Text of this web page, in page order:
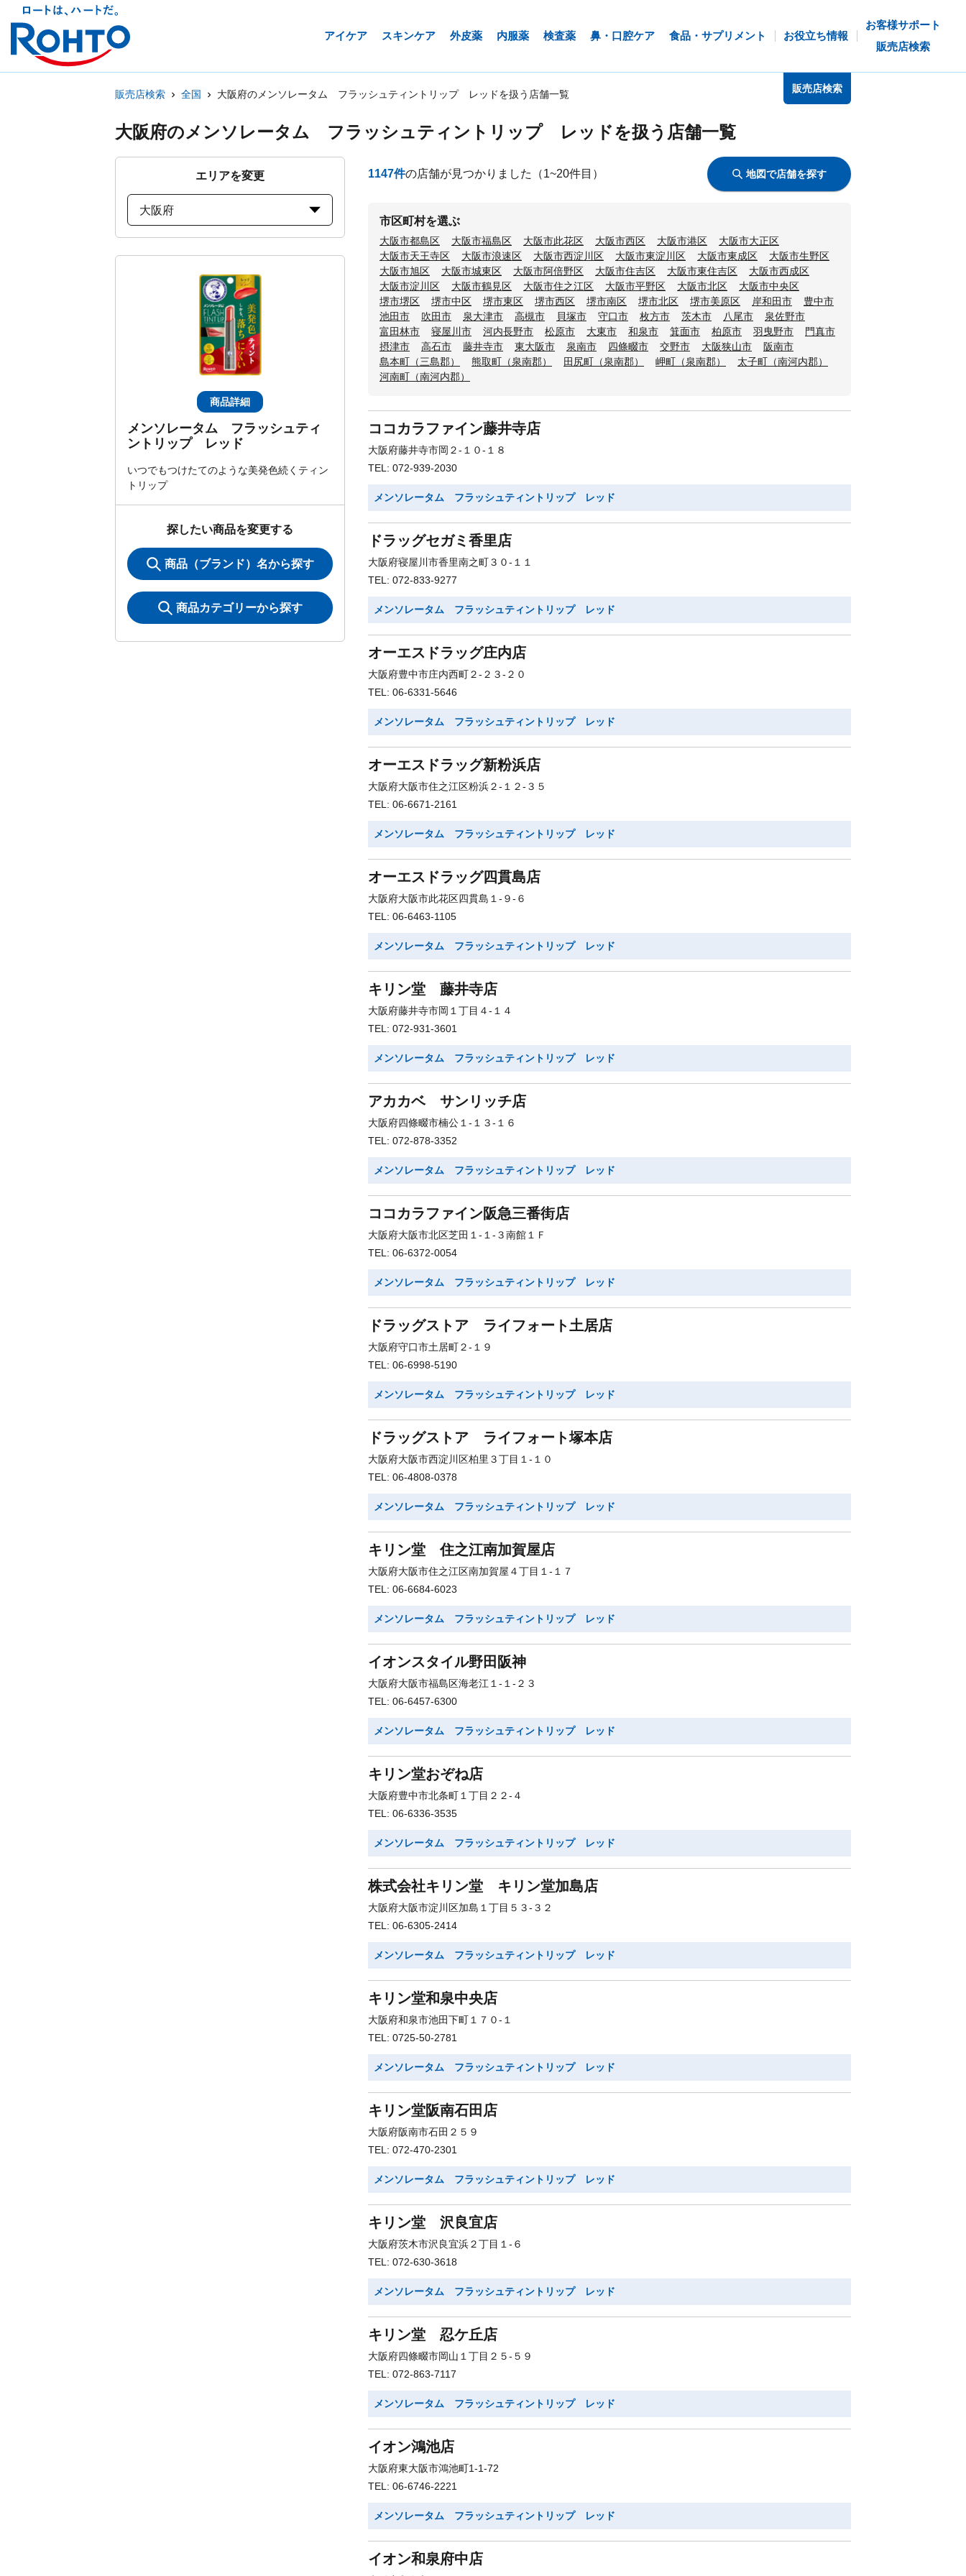
アイケア スキンケア 外皮薬 内服薬 検査薬 鼻・口腔ケア 食品・サプリメント お役立ち情報
お客様サポート
販売店検索
販売店検索 全国 大阪府のメンソレータム フラッシュティントリップ レッドを扱う店舗一覧 販売店検索
大阪府のメンソレータム フラッシュティントリップ レッドを扱う店舗一覧
エリアを変更
大阪府
商品詳細
メンソレータム フラッシュティ
ントリップ レッド
いつでもつけたてのような美発色続くティン
トリップ
探したい商品を変更する
商品（ブランド）名から探す
商品カテゴリーから探す
1147件の店舗が見つかりました （1~20件目） 地図で店舗を探す
市区町村を選ぶ
大阪市都島区 大阪市福島区 大阪市此花区 大阪市西区 大阪市港区
大阪市大正区
大阪市天王寺区
大阪市浪速区 大阪市西淀川区 大阪市東淀川区 大阪市東成区
大阪市生野区
大阪市旭区
大阪市城東区 大阪市阿倍野区 大阪市住吉区 大阪市東住吉区
大阪市西成区
大阪市淀川区
大阪市鶴見区 大阪市住之江区 大阪市平野区 大阪市北区
大阪市中央区
堺市堺区
堺市中区 堺市東区 堺市西区 堺市南区 堺市北区 堺市美原区 岸和田市
豊中市
池田市
吹田市 泉大津市 高槻市 貝塚市 守口市 枚方市 茨木市 八尾市
泉佐野市
富田林市
寝屋川市 河内長野市 松原市 大東市 和泉市 箕面市 柏原市 羽曳野市
門真市
摂津市
高石市 藤井寺市 東大阪市 泉南市 四條畷市 交野市 大阪狭山市
阪南市
島本町（三島郡）
熊取町（泉南郡） 田尻町（泉南郡） 岬町（泉南郡）
太子町（南河内郡）
河南町（南河内郡）
ココカラファイン藤井寺店
大阪府藤井寺市岡２-１０-１８
TEL: 072-939-2030
メンソレータム フラッシュティントリップ レッド
ドラッグセガミ香里店
大阪府寝屋川市香里南之町３０-１１
TEL: 072-833-9277
メンソレータム フラッシュティントリップ レッド
オーエスドラッグ庄内店
大阪府豊中市庄内西町２-２３-２０
TEL: 06-6331-5646
メンソレータム フラッシュティントリップ レッド
オーエスドラッグ新粉浜店
大阪府大阪市住之江区粉浜２-１２-３５
TEL: 06-6671-2161
メンソレータム フラッシュティントリップ レッド
オーエスドラッグ四貫島店
大阪府大阪市此花区四貫島１-９-６
TEL: 06-6463-1105
メンソレータム フラッシュティントリップ レッド
キリン堂 藤井寺店
大阪府藤井寺市岡１丁目４-１４
TEL: 072-931-3601
メンソレータム フラッシュティントリップ レッド
アカカベ サンリッチ店
大阪府四條畷市楠公１-１３-１６
TEL: 072-878-3352
メンソレータム フラッシュティントリップ レッド
ココカラファイン阪急三番街店
大阪府大阪市北区芝田１-１-３南館１Ｆ
TEL: 06-6372-0054
メンソレータム フラッシュティントリップ レッド
ドラッグストア ライフォート土居店
大阪府守口市土居町２-１９
TEL: 06-6998-5190
メンソレータム フラッシュティントリップ レッド
ドラッグストア ライフォート塚本店
大阪府大阪市西淀川区柏里３丁目１-１０
TEL: 06-4808-0378
メンソレータム フラッシュティントリップ レッド
キリン堂 住之江南加賀屋店
大阪府大阪市住之江区南加賀屋４丁目１-１７
TEL: 06-6684-6023
メンソレータム フラッシュティントリップ レッド
イオンスタイル野田阪神
大阪府大阪市福島区海老江１-１-２３
TEL: 06-6457-6300
メンソレータム フラッシュティントリップ レッド
キリン堂おぞね店
大阪府豊中市北条町１丁目２２-４
TEL: 06-6336-3535
メンソレータム フラッシュティントリップ レッド
株式会社キリン堂 キリン堂加島店
大阪府大阪市淀川区加島１丁目５３-３２
TEL: 06-6305-2414
メンソレータム フラッシュティントリップ レッド
キリン堂和泉中央店
大阪府和泉市池田下町１７０-１
TEL: 0725-50-2781
メンソレータム フラッシュティントリップ レッド
キリン堂阪南石田店
大阪府阪南市石田２５９
TEL: 072-470-2301
メンソレータム フラッシュティントリップ レッド
キリン堂 沢良宜店
大阪府茨木市沢良宜浜２丁目１-６
TEL: 072-630-3618
メンソレータム フラッシュティントリップ レッド
キリン堂 忍ケ丘店
大阪府四條畷市岡山１丁目２５-５９
TEL: 072-863-7117
メンソレータム フラッシュティントリップ レッド
イオン鴻池店
大阪府東大阪市鴻池町1-1-72
TEL: 06-6746-2221
メンソレータム フラッシュティントリップ レッド
イオン和泉府中店